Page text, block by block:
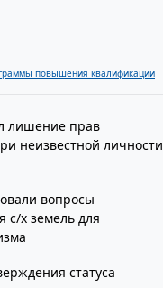
повышения квалификации
лишение прав
неизвестной личности
вопросы
с/х земель для
статуса